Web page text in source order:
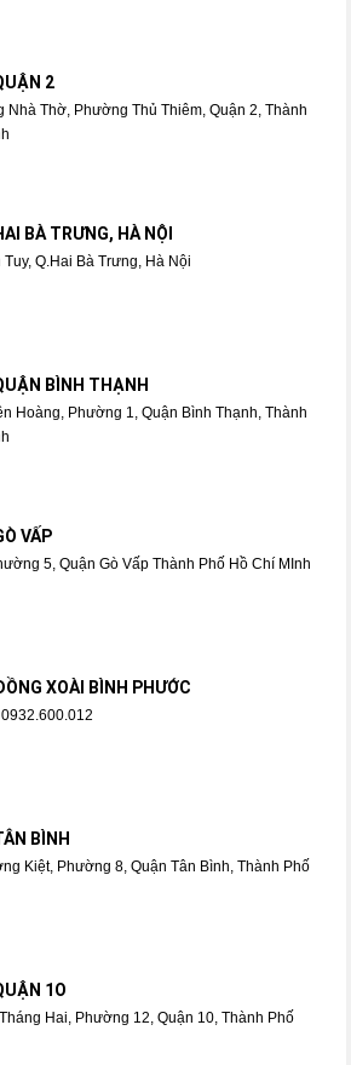
2
Thờ, Phường Thủ Thiêm, Quận 2, Thành
BÀ TRƯNG, HÀ NỘI
Tuy, Q.Hai Bà Trưng, Hà Nội
BÌNH THẠNH
Hoàng, Phường 1, Quận Bình Thạnh, Thành
VẤP
5, Quận Gò Vấp Thành Phố Hồ Chí MInh
XOÀI BÌNH PHƯỚC
BÌNH
Kiệt, Phường 8, Quận Tân Bình, Thành Phố
1O
Hai, Phường 12, Quận 10, Thành Phố